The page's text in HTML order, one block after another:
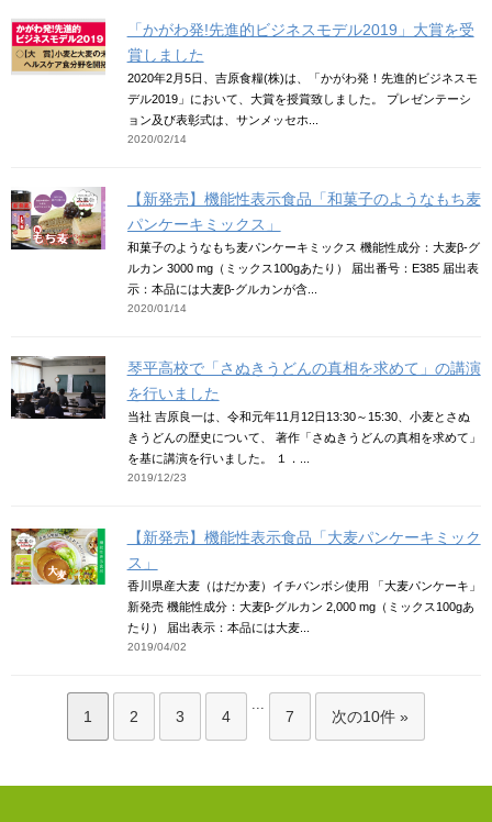
「かがわ発!先進的ビジネスモデル2019」大賞を受
賞しました
2020年2月5日、吉原食糧(株)は、「かがわ発！先進的ビジネスモ
デル2019」において、大賞を授賞致しました。 プレゼンテーシ
ョン及び表彰式は、サンメッセホ...
2020/02/14
【新発売】機能性表示食品「和菓子のようなもち麦
パンケーキミックス」
和菓子のようなもち麦パンケーキミックス 機能性成分：大麦β-グ
ルカン 3000 mg（ミックス100gあたり） 届出番号：E385 届出表
示：本品には大麦β-グルカンが含...
2020/01/14
琴平高校で「さぬきうどんの真相を求めて」の講演
を行いました
当社 吉原良一は、令和元年11月12日13:30～15:30、小麦とさぬ
きうどんの歴史について、 著作「さぬきうどんの真相を求めて」
を基に講演を行いました。 １．...
2019/12/23
【新発売】機能性表示食品「大麦パンケーキミック
ス」
香川県産大麦（はだか麦）イチバンボシ使用 「大麦パンケーキ」
新発売 機能性成分：大麦β-グルカン 2,000 mg（ミックス100gあ
たり） 届出表示：本品には大麦...
2019/04/02
1 2 3 4
...
7 次の10件 »